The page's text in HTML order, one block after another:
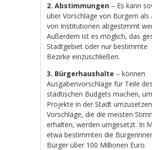
2. Abstimmungen – Es kann
über Vorschläge von Bürgern als
von Institutionen abgestimmt
Außerdem ist es möglich, das
Stadtgebiet oder nur bestimmte
Bezirke einzuschließen.
3. Bürgerhaushalte – können
Ausgabenvorschläge für Teile des
städtischen Budgets machen, um
Projekte in der Stadt
Vorschläge, die die meisten
erhalten, werden umgesetzt. In
etwa bestimmten die
Bürger über 100 Millionen Euro.